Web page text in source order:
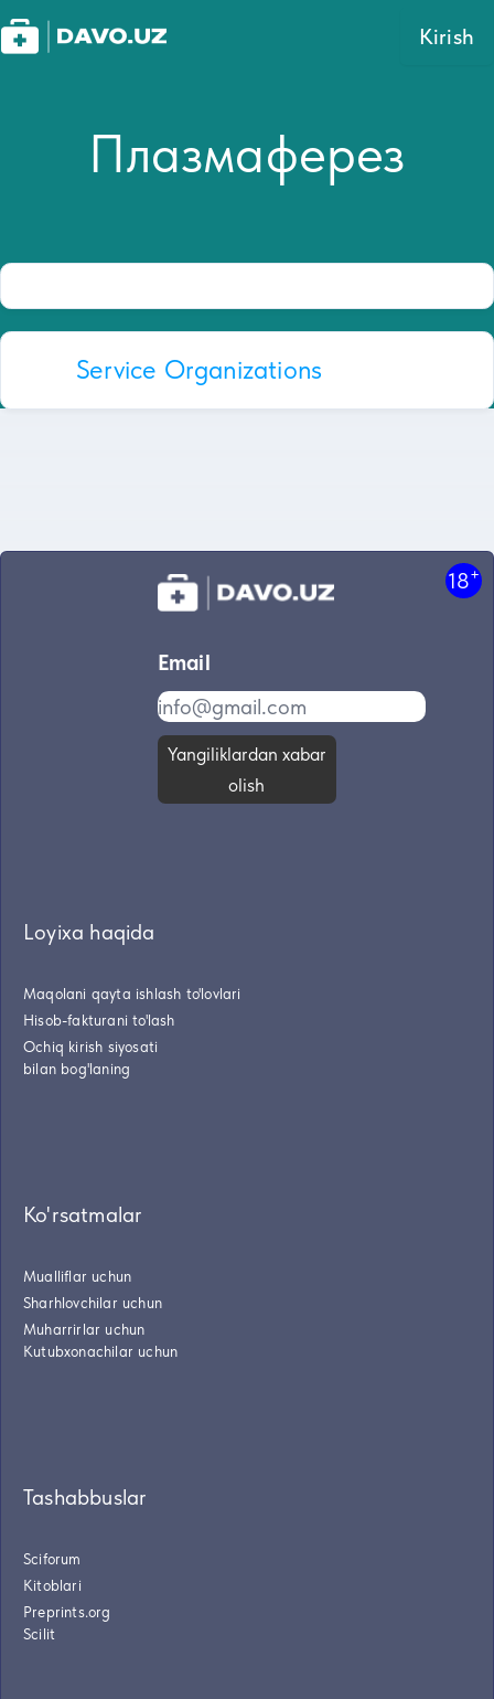
Kirish
Плазмаферез
Service Organizations
18+
Email
Yangiliklardan xabar
olish
Loyixa haqida
Maqolani qayta ishlash to'lovlari
Hisob-fakturani to'lash
Ochiq kirish siyosati
bilan bog'laning
Ko'rsatmalar
Mualliflar uchun
Sharhlovchilar uchun
Muharrirlar uchun
Kutubxonachilar uchun
Tashabbuslar
Sciforum
Kitoblari
Preprints.org
Scilit